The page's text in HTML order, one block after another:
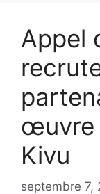
Appel
œuvre
Kivu
septembre 7,